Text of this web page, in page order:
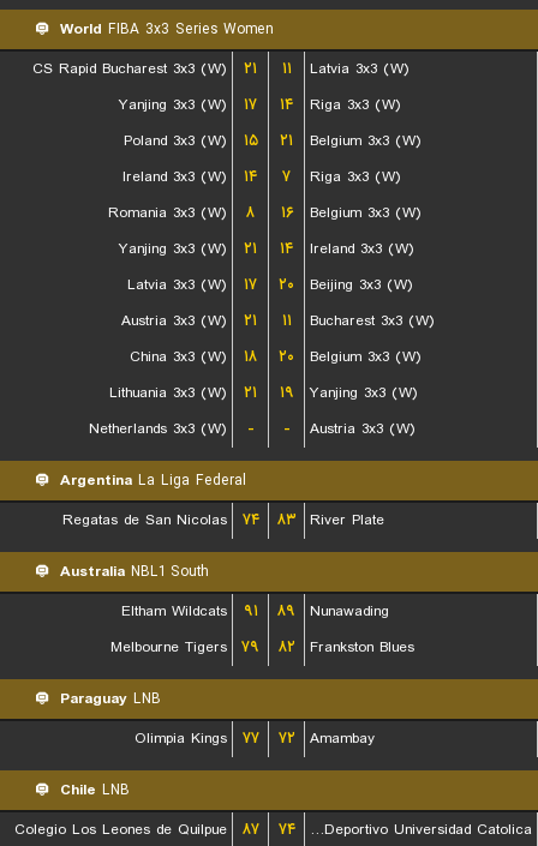
World FIBA 3x3 Series Women
CS Rapid Bucharest 3x3 (W)
۲۱ ۱۱
Latvia 3x3 (W)
Yanjing 3x3 (W)
۱۷ ۱۴
Riga 3x3 (W)
Poland 3x3 (W)
۱۵ ۲۱
Belgium 3x3 (W)
Ireland 3x3 (W)
۱۴ ۷
Riga 3x3 (W)
Romania 3x3 (W)
۸ ۱۶
Belgium 3x3 (W)
Yanjing 3x3 (W)
۲۱ ۱۴
Ireland 3x3 (W)
Latvia 3x3 (W)
۱۷ ۲۰
Beijing 3x3 (W)
Austria 3x3 (W)
۲۱ ۱۱
Bucharest 3x3 (W)
China 3x3 (W)
۱۸ ۲۰
Belgium 3x3 (W)
Lithuania 3x3 (W)
۲۱ ۱۹
Yanjing 3x3 (W)
Netherlands 3x3 (W)
- - Austria 3x3 (W)
Argentina La Liga Federal
Regatas de San Nicolas
۷۴ ۸۳ River Plate
Australia NBL1 South
Eltham Wildcats
۹۱ ۸۹
Nunawading
Melbourne Tigers
۷۹ ۸۲ Frankston Blues
Paraguay LNB
Olimpia Kings
۷۷ ۷۲ Amambay
Chile LNB
Colegio Los Leones de Quilpue
۸۷ ۷۴ Club Deportivo Universidad Catolica